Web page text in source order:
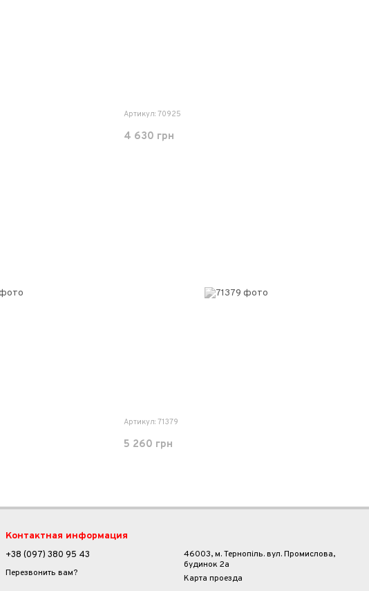
Артикул: 70925
4 630 грн
Артикул: 71379
5 260 грн
Контактная информация
+38 (097) 380 95 43
Перезвонить вам?
46003, м. Тернопіль. вул. Промислова,
будинок 2а
Карта проезда